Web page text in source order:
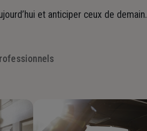
et anticiper ceux de demain.